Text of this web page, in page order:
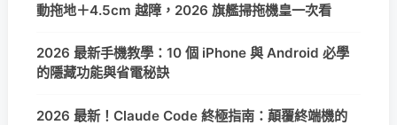
動拖地＋4.5cm 越障，2026 旗艦掃拖機皇一次看
2026 最新手機教學：10 個 iPhone 與 Android 必學
的隱藏功能與省電秘訣
2026 最新！Claude Code 終極指南：顛覆終端機的